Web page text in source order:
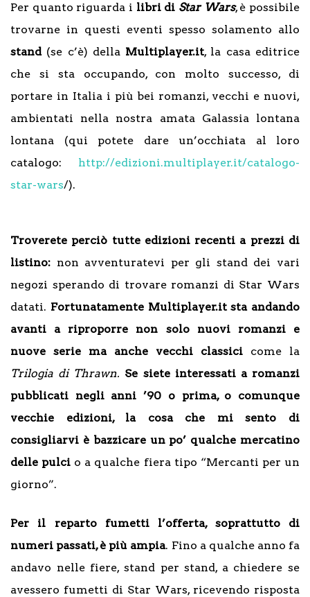
Per quanto riguarda i libri di Star Wars, è possibile
trovarne in questi eventi spesso solamento allo
stand(se c’è) della Multiplayer.it, la casa editrice
che si sta occupando, con molto successo, di
portare in Italia i più bei romanzi, vecchi e nuovi,
ambientati nella nostra amata Galassia lontana
lontana (qui potete dare un’occhiata al loro
catalogo: http://edizioni.multiplayer.it/catalogo-
star-wars/).
Troverete perciò tutte edizioni recenti a prezzi di
listino: non avventuratevi per gli stand dei vari
negozi sperando di trovare romanzi di Star Wars
datati. Fortunatamente Multiplayer.it sta andando
avanti a riproporre non solo nuovi romanzi e
nuove serie ma anche vecchi classici come la
Trilogia di Thrawn. Se siete interessati a romanzi
pubblicati negli anni ’90 o prima, o comunque
vecchie edizioni, la cosa che mi sento di
consigliarvi è bazzicare un po’ qualche mercatino
delle pulci o a qualche fiera tipo “Mercanti per un
giorno”.
Per il reparto fumetti l’offerta, soprattutto di
numeri passati, è più ampia. Fino a qualche anno fa
andavo nelle fiere, stand per stand, a chiedere se
avessero fumetti di Star Wars, ricevendo risposta